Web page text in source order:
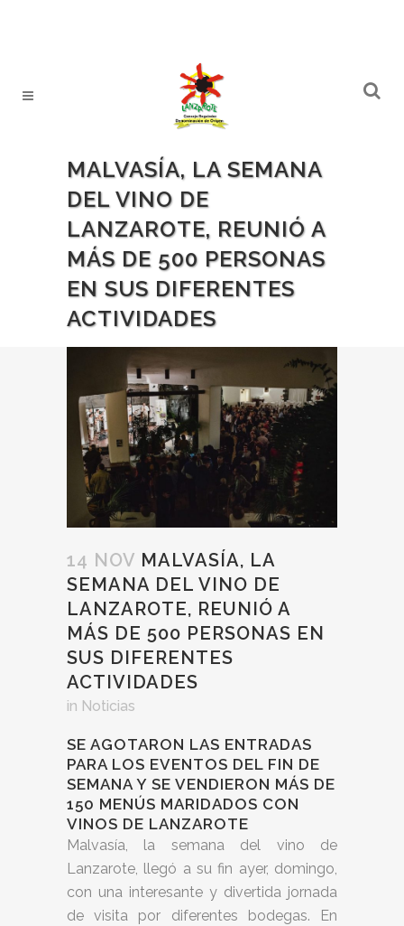
MALVASÍA, LA SEMANA
DEL VINO DE
LANZAROTE, REUNIÓ A
MÁS DE 500 PERSONAS
EN SUS DIFERENTES
ACTIVIDADES
14 NOV MALVASÍA, LA
SEMANA DEL VINO DE
LANZAROTE, REUNIÓ A
MÁS DE 500 PERSONAS EN
SUS DIFERENTES
ACTIVIDADES
in Noticias
SE AGOTARON LAS ENTRADAS
PARA LOS EVENTOS DEL FIN DE
SEMANA Y SE VENDIERON MÁS DE
150 MENÚS MARIDADOS CON
VINOS DE LANZAROTE
Malvasía, la semana del vino de
Lanzarote, llegó a su fin ayer, domingo,
con una interesante y divertida jornada
de visita por diferentes bodegas. En